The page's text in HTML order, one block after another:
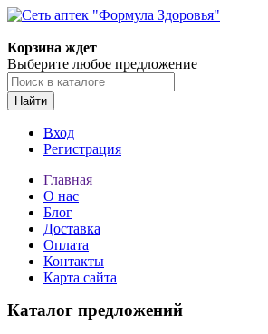
Корзина ждет
Выберите любое предложение
Найти
Вход
Регистрация
Главная
О нас
Блог
Доставка
Оплата
Контакты
Карта сайта
Каталог предложений